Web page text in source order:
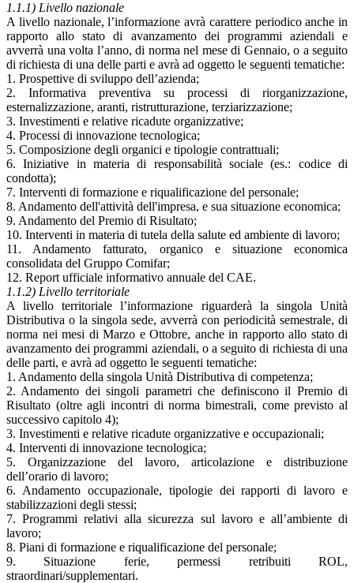
1.1.1) Livello nazionale
A livello nazionale, l’informazione avrà carattere periodico anche in
rapporto allo stato di avanzamento dei programmi aziendali e
avverrà una volta l’anno, di norma nel mese di Gennaio, o a seguito
di richiesta di una delle parti e avrà ad oggetto le seguenti tematiche:
1. Prospettive di sviluppo dell’azienda;
2. Informativa preventiva su processi di riorganizzazione,
esternalizzazione, aranti, ristrutturazione, terziarizzazione;
3. Investimenti e relative ricadute organizzative;
4. Processi di innovazione tecnologica;
5. Composizione degli organici e tipologie contrattuali;
6. Iniziative in materia di responsabilità sociale (es.: codice di
condotta);
7. Interventi di formazione e riqualificazione del personale;
8. Andamento dell'attività dell'impresa, e sua situazione economica;
9. Andamento del Premio di Risultato;
10. Interventi in materia di tutela della salute ed ambiente di lavoro;
11. Andamento fatturato, organico e situazione economica
consolidata del Gruppo Comifar;
12. Report ufficiale informativo annuale del CAE.
1.1.2) Livello territoriale
A livello territoriale l’informazione riguarderà la singola Unità
Distributiva o la singola sede, avverrà con periodicità semestrale, di
norma nei mesi di Marzo e Ottobre, anche in rapporto allo stato di
avanzamento dei programmi aziendali, o a seguito di richiesta di una
delle parti, e avrà ad oggetto le seguenti tematiche:
1. Andamento della singola Unità Distributiva di competenza;
2. Andamento dei singoli parametri che definiscono il Premio di
Risultato (oltre agli incontri di norma bimestrali, come previsto al
successivo capitolo 4);
3. Investimenti e relative ricadute organizzative e occupazionali;
4. Interventi di innovazione tecnologica;
5. Organizzazione del lavoro, articolazione e distribuzione
dell’orario di lavoro;
6. Andamento occupazionale, tipologie dei rapporti di lavoro e
stabilizzazioni degli stessi;
7. Programmi relativi alla sicurezza sul lavoro e all’ambiente di
lavoro;
8. Piani di formazione e riqualificazione del personale;
9. Situazione ferie, permessi retribuiti ROL,
straordinari/supplementari.